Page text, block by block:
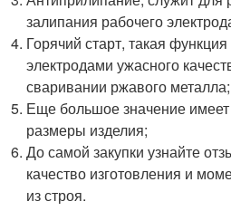
залипания рабочего
Горячий старт, такая
электродами ужасного
сваривании ржавого металла;
Еще большое значение имеет
размеры изделия;
До самой закупки узнайте
качество изготовления и
из строя.